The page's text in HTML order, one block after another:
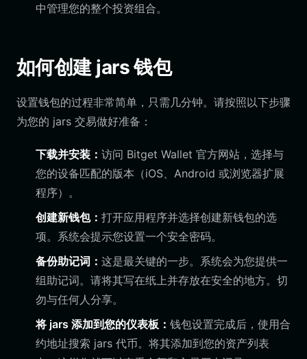
中管理您的整个投资组合。
如何创建 jars 钱包
设置钱包的过程非常简单，只需几分钟。请按照以下步骤
为您的 jars 交易做好准备：
下载并安装： 访问 Bitget Wallet 官方网站，选择与
您的设备匹配的版本（iOS、Android 或浏览器扩展
程序）。
创建新钱包： 打开应用程序并选择创建新钱包的选
项。系统会提示您设置一个安全密码。
备份助记词： 这是最关键的一步。系统会为您提供一
组助记词。请将其写在纸上并存放在安全的地方。切
勿与任何人分享。
将 jars 添加到您的仪表板： 钱包设置完成后，使用合
约地址搜索 jars 代币。将其添加到您的资产列表